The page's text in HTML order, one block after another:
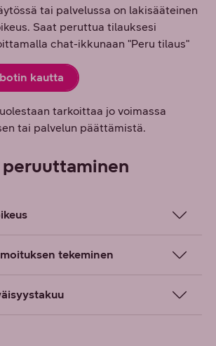
tai palvelussa on lakisääteinen
Saat peruttua tilauksesi
chat-ikkunaan "Peru tilaus"
kautta
tarkoittaa jo voimassa
tai palvelun päättämistä.
tekeminen